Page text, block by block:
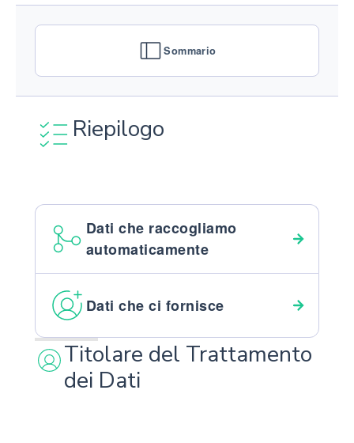
Sommario
Riepilogo
Dati che raccogliamo
automaticamente
Dati che ci fornisce
Titolare del Trattamento
dei Dati